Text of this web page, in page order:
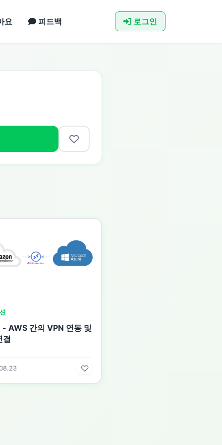
요 피드백 로그인
AWS 간의 VPN 연동 및
결